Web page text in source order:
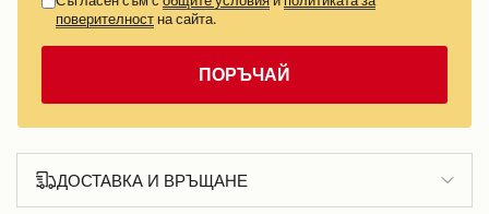
поверителност на сайта.
ПОРЪЧАЙ
ДОСТАВКА И ВРЪЩАНЕ